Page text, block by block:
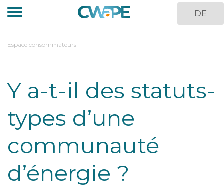
Skip
content
DE
You
Espace consommateurs
Y a-t-il des statuts-
types d’une
communauté
d’énergie ?